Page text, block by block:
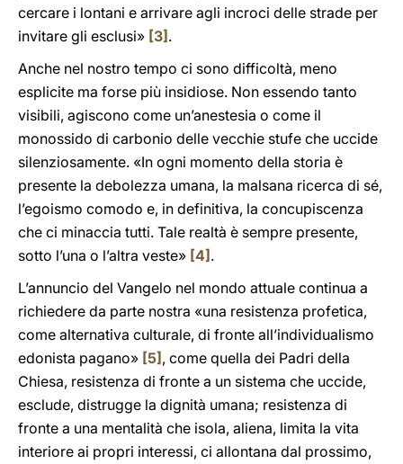
cercare i lontani e arrivare agli incroci delle strade per
invitare gli esclusi» [3] .
Anche nel nostro tempo ci sono difficoltà, meno
esplicite ma forse più insidiose. Non essendo tanto
visibili, agiscono come un’anestesia o come il
monossido di carbonio delle vecchie stufe che uccide
silenziosamente. «In ogni momento della storia è
presente la debolezza umana, la malsana ricerca di sé,
l’egoismo comodo e, in definitiva, la concupiscenza
che ci minaccia tutti. Tale realtà è sempre presente,
sotto l’una o l’altra veste» [4] .
L’annuncio del Vangelo nel mondo attuale continua a
richiedere da parte nostra «una resistenza profetica,
come alternativa culturale, di fronte all’individualismo
edonista pagano» [5] , come quella dei Padri della
Chiesa, resistenza di fronte a un sistema che uccide,
esclude, distrugge la dignità umana; resistenza di
fronte a una mentalità che isola, aliena, limita la vita
interiore ai propri interessi, ci allontana dal prossimo,